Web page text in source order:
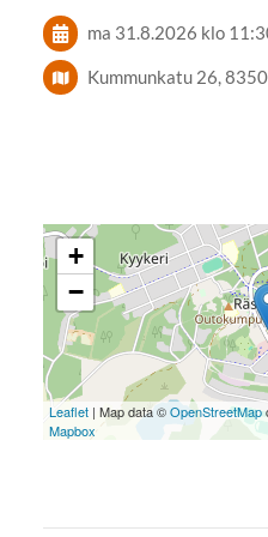
ma 31.8.2026 klo
Kummunkatu 26,
+
−
Leaflet| Map data ©OpenStreetMap
Mapbox